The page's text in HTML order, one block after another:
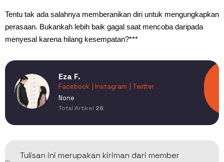
Tentu tak ada salahnya memberanikan diri untuk mengungkapkan
perasaan. Bukankah lebih baik gagal saat mencoba daripada
menyesal karena hilang kesempatan?***
Eza F.
Facebook | Instagram
| Twitter
None
Total Artikel 26
Tulisan ini merupakan kiriman dari member